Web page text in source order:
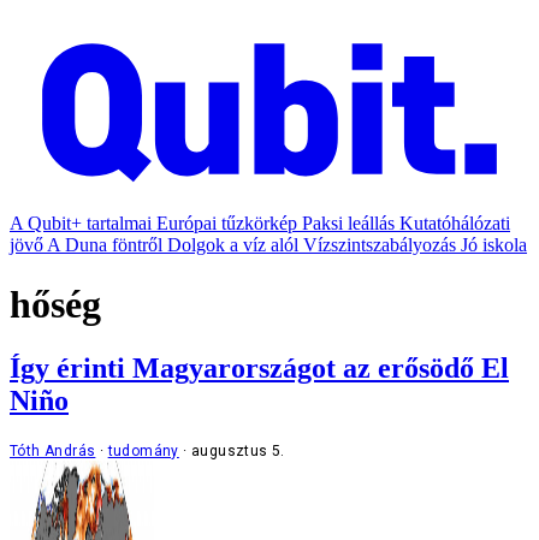
A Qubit+ tartalmai Európai tűzkörkép Paksi leállás Kutatóhálózati
jövő A Duna föntről Dolgok a víz alól Vízszintszabályozás Jó iskola
hőség
Így érinti Magyarországot az erősödő El
Niño
Tóth András tudomány augusztus 5.